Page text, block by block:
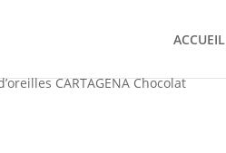
ACCUEIL
CARTAGENA Chocolat